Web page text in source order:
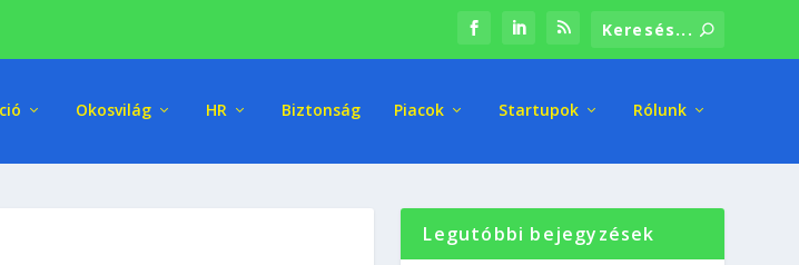
Okosvilág HR Biztonság Piacok Startupok Rólunk
Legutóbbi bejegyzések